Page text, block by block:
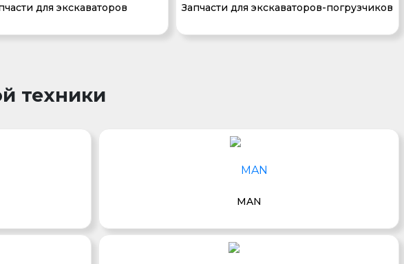
для экскаваторов Запчасти для экскаваторов-погрузчиков
техники
MAN